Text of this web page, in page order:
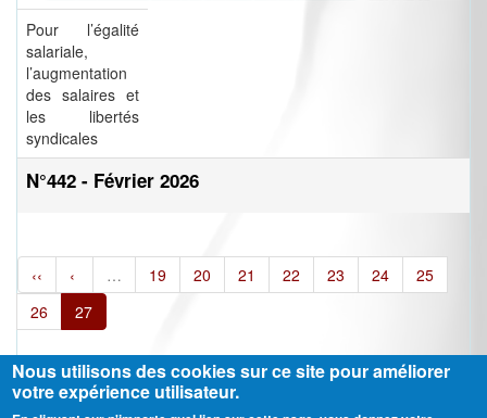
Pour l’égalité
salariale,
l’augmentation
des salaires et
les libertés
syndicales
N°442 - Février 2026
‹‹ ‹ … 19 20 21 22 23 24
25
26
27
Nous utilisons des cookies sur ce site pour améliorer
votre expérience utilisateur.